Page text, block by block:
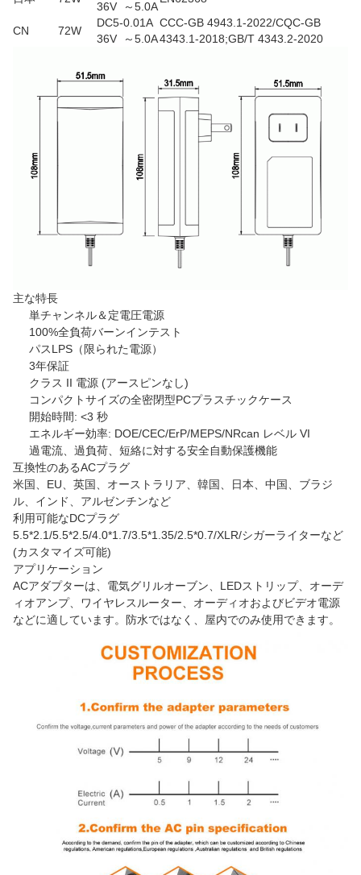
36V ～5.0A
CN 72W
DC5-
36V
0.01A
～5.0A
CCC-GB 4943.1-2022/CQC-GB
4343.1-2018;GB/T 4343.2-2020
主な特長
単チャンネル＆定電圧電源
100%全負荷バーンインテスト
パスLPS（限られた電源）
3年保証
クラス II 電源 (アースピンなし)
コンパクトサイズの全密閉型PCプラスチックケース
開始時間: <3 秒
エネルギー効率: DOE/CEC/ErP/MEPS/NRcan レベル VI
過電流、過負荷、短絡に対する安全自動保護機能
互換性のあるACプラグ
米国、EU、英国、オーストラリア、韓国、日本、中国、ブラジ
ル、インド、アルゼンチンなど
利用可能なDCプラグ
5.5*2.1/5.5*2.5/4.0*1.7/3.5*1.35/2.5*0.7/XLR/シガーライターなど
(カスタマイズ可能)
アプリケーション
ACアダプターは、電気グリルオーブン、LEDストリップ、オーデ
ィオアンプ、ワイヤレスルーター、オーディオおよびビデオ電源
などに適しています。防水ではなく、屋内でのみ使用できます。